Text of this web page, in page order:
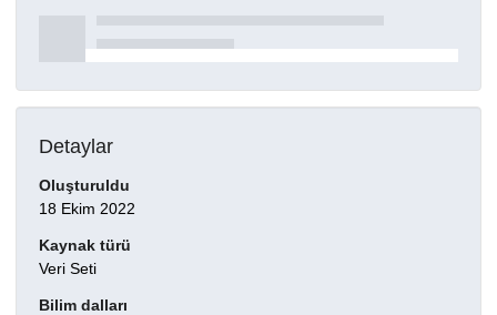
Detaylar
Oluşturuldu
18 Ekim 2022
Kaynak türü
Veri Seti
Bilim dalları